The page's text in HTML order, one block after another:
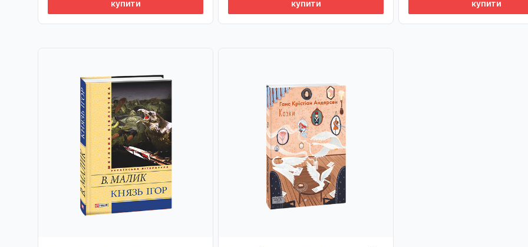
купити купити купити